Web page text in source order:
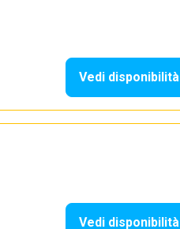
Vedi disponibilità
Vedi disponibilità